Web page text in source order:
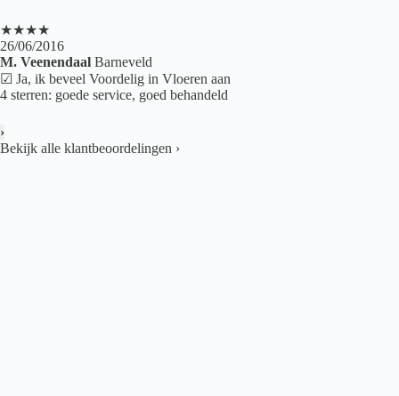
★★★★
26/06/2016
M. Veenendaal Barneveld
☑ Ja, ik beveel Voordelig in Vloeren aan
4 sterren: goede service, goed behandeld
›
Bekijk alle klantbeoordelingen ›